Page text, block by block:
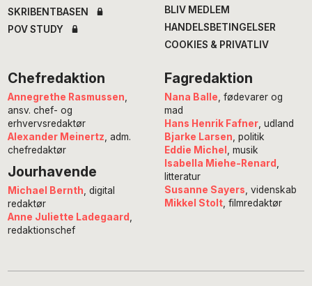
SKRIBENTBASEN
POV STUDY
BLIV MEDLEM
HANDELSBETINGELSER
COOKIES & PRIVATLIV
Chefredaktion
Annegrethe Rasmussen,
ansv. chef- og
erhvervsredaktør
Alexander Meinertz, adm.
chefredaktør
Jourhavende
Michael Bernth , digital
redaktør
Anne Juliette Ladegaard
redaktionschef
Fagredaktion
Nana Balle, fødevarer og
mad
Hans Henrik Fafner, udland
Bjarke Larsen, politik
Eddie Michel , musik
Isabella Miehe-Renard ,
litteratur
Susanne Sayers, videnskab
Mikkel Stolt, filmredaktør